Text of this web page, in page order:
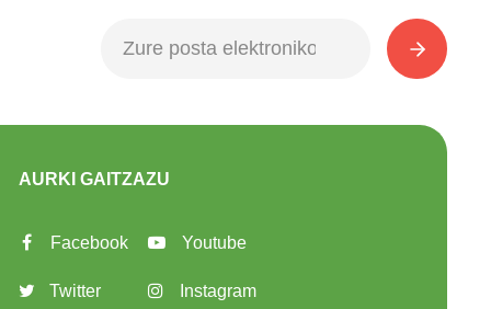
AURKI GAITZAZU
Facebook
Twitter
Youtube
Instagram